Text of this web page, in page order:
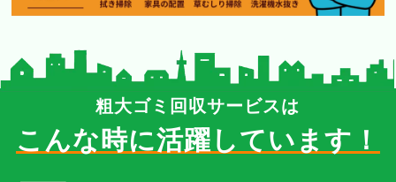
粗大ゴミ回収サービスは
こんな時に活躍しています！